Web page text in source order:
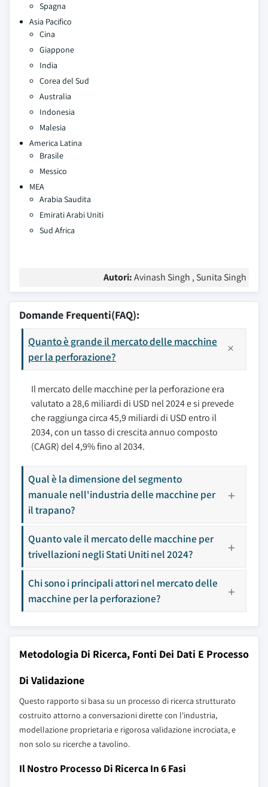
Spagna
Asia Pacifico
Cina
Giappone
India
Corea del Sud
Australia
Indonesia
Malesia
America Latina
Brasile
Messico
MEA
Arabia Saudita
Emirati Arabi Uniti
Sud Africa
Autori:Avinash Singh , Sunita Singh
Domande Frequenti(FAQ):
Quanto è grande il mercato delle macchine
per la perforazione?
Il mercato delle macchine per la perforazione era
valutato a 28,6 miliardi di USD nel 2024 e si prevede
che raggiunga circa 45,9 miliardi di USD entro il
2034, con un tasso di crescita annuo composto
(CAGR) del 4,9% fino al 2034.
Qual è la dimensione del segmento
manuale nell'industria delle macchine per
il trapano?
Quanto vale il mercato delle macchine per
trivellazioni negli Stati Uniti nel 2024?
Chi sono i principali attori nel mercato delle
macchine per la perforazione?
Metodologia Di Ricerca, Fonti Dei Dati E Processo
Di Validazione
Questo rapporto si basa su un processo di ricerca strutturato
costruito attorno a conversazioni dirette con l'industria,
modellazione proprietaria e rigorosa validazione incrociata, e
non solo su ricerche a tavolino.
Il Nostro Processo Di Ricerca In 6 Fasi